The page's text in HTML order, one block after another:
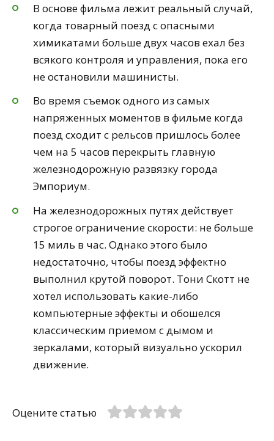
В основе фильма лежит реальный случай,
когда товарный поезд с опасными
химикатами больше двух часов ехал без
всякого контроля и управления, пока его
не остановили машинисты.
Во время съемок одного из самых
напряженных моментов в фильме когда
поезд сходит с рельсов пришлось более
чем на 5 часов перекрыть главную
железнодорожную развязку города
Эмпориум.
На железнодорожных путях действует
строгое ограничение скорости: не больше
15 миль в час. Однако этого было
недостаточно, чтобы поезд эффектно
выполнил крутой поворот. Тони Скотт не
хотел использовать какие-либо
компьютерные эффекты и обошелся
классическим приемом с дымом и
зеркалами, который визуально ускорил
движение.
Оцените статью